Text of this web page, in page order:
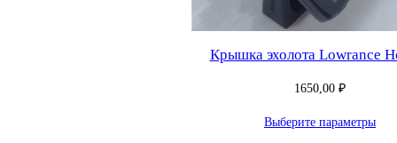
Крышка эхолота Lowrance
1650,00 ₽
Выберите параметры